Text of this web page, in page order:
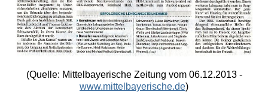
(Quelle: Mittelbayerische Zeitung vom 06.12.2013 -
www.mittelbayerische.de)